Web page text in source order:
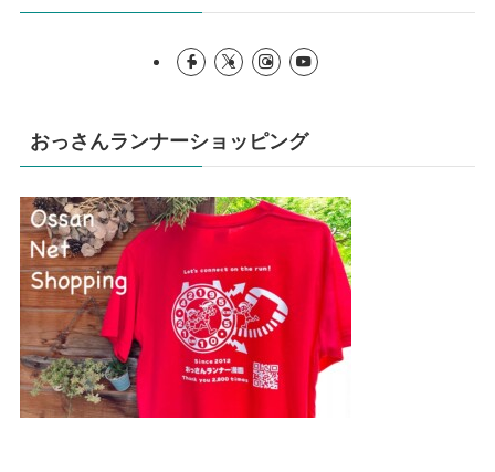
おっさんランナーショッピング